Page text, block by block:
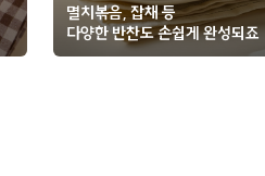
멸치볶음, 잡채 등
다양한 반찬도 손쉽게 완성되죠